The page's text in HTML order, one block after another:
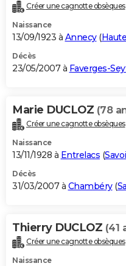
Créer une cagnotte obsèques
Naissance
13/09/1923 à Annecy(
Décès
23/05/2007 à Faverges-
Marie DUCLOZ (78
Créer une cagnotte obsèques
Naissance
13/11/1928 à Entrelacs (
Décès
31/03/2007 à Chambéry(
Thierry DUCLOZ (41
Créer une cagnotte obsèques
Naissance